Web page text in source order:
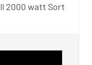
2000 watt Sort